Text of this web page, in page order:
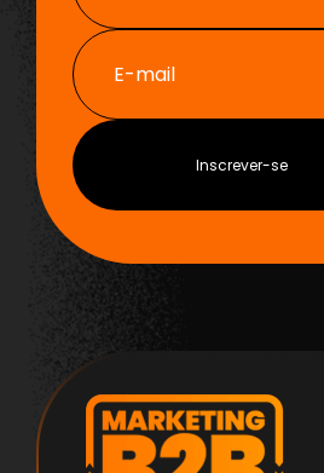
E-mail
Inscrever-se